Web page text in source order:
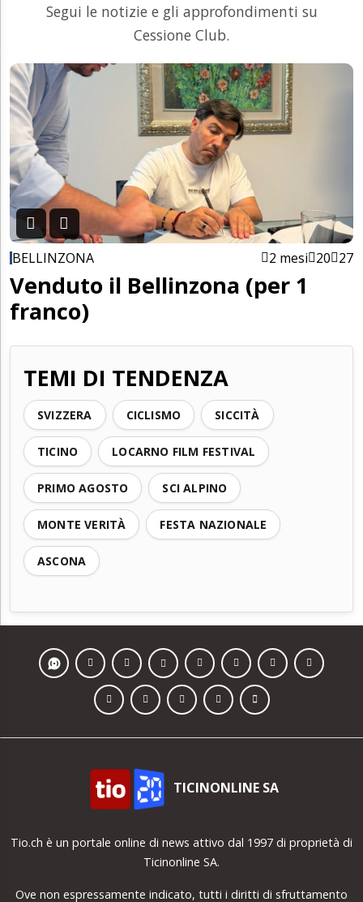
Segui le notizie e gli approfondimenti su
Cessione Club.
BELLINZONA 2 mesi 20 27
Venduto il Bellinzona (per 1
franco)
TEMI DI TENDENZA
SVIZZERA CICLISMO SICCITÀ
TICINO LOCARNO FILM FESTIVAL
PRIMO AGOSTO SCI ALPINO
MONTE VERITÀ FESTA NAZIONALE
ASCONA
TICINONLINE SA
Tio.ch è un portale online di news attivo dal 1997 di proprietà di
Ticinonline SA.
Ove non espressamente indicato, tutti i diritti di sfruttamento